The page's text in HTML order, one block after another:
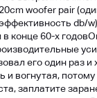
woofer pair
db/
конце 60-х годов
его один раз
и вогнутая,
заплатите